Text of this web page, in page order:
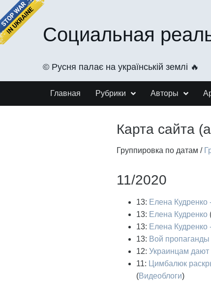
Социальная
©️ Русня палає на українській землі 🔥
Главная Рубрики Авторы
Карта сайта
Группировка по датам /
11/2020
13: Елена Кудренко
13: Елена Кудренко
13: Елена
13: Вой пропаганды
12: Украинцам дают
11: Цимбалюк
(Видеоблоги)